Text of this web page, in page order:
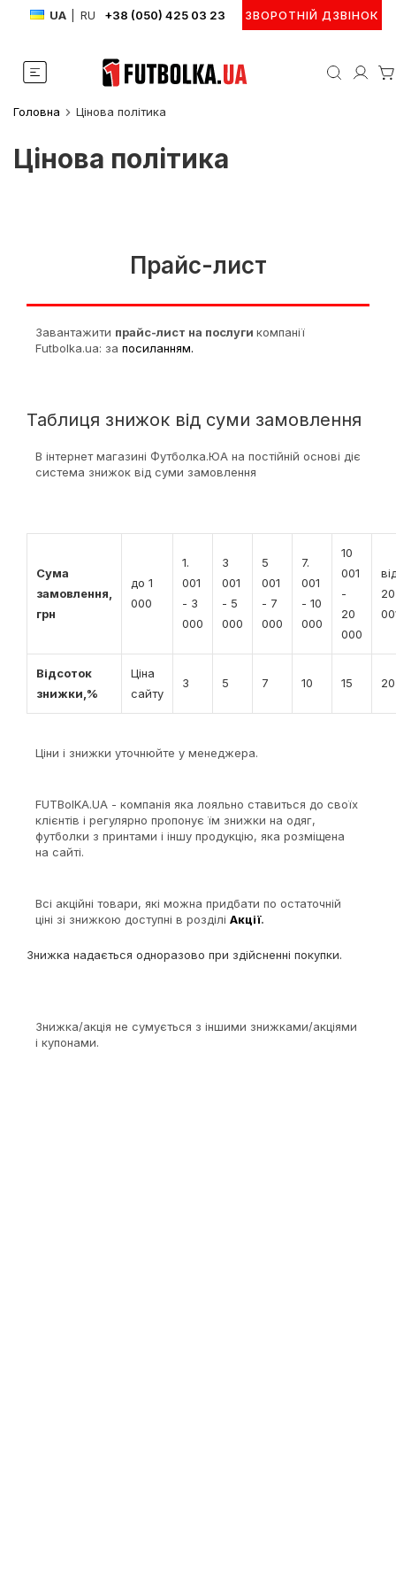
UA RU +38 (050) 425 03 23 ЗВОРОТНІЙ ДЗВІНОК
Головна Цінова політика
Цінова політика
Прайс-лист
Завантажити прайс-лист на послуги компанії
Futbolka.ua: за посиланням.
Таблиця знижок від суми замовлення
В інтернет магазині Футболка.ЮА на постійній основі діє
система знижок від суми замовлення
Сума
замовлення,
грн
до 1
000
1.
001
- 3
000
3
001
- 5
000
5
001
- 7
000
7.
001
- 10
000
10
001
-
20
000
20
Відсоток
знижки,%
Ціна
сайту
3 5 7 10 15 20
Ціни і знижки уточнюйте у менеджера.
FUTBolKA.UA - компанія яка лояльно ставиться до своїх
клієнтів і регулярно пропонує їм знижки на одяг,
футболки з принтами і іншу продукцію, яка розміщена
на сайті.
Всі акційні товари, які можна придбати по остаточній
ціні зі знижкою доступні в розділі Акції.
Знижка надається одноразово при здійсненні покупки.
Знижка/акція не сумується з іншими знижками/акціями
і купонами.